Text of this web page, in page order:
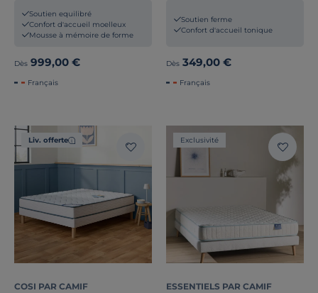
Soutien equilibré
Confort d'accueil moelleux
Mousse à mémoire de forme
Dès 999,00 €
Français
Soutien ferme
Confort d'accueil tonique
Dès 349,00 €
Français
Liv. offerte
COSI PAR CAMIF
Exclusivité
ESSENTIELS PAR CAMIF